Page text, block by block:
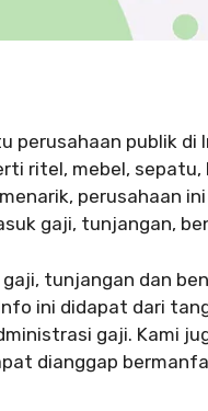
perusahaan publik di
ritel, mebel,
perusahaan
gaji, tunjangan,
tunjangan dan
ini didapat dari
gaji. Kami
dianggap